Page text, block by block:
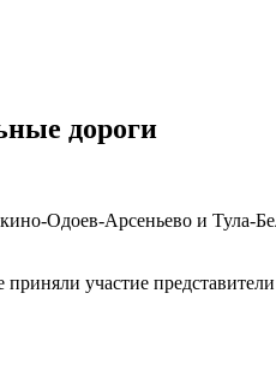
дороги
Одоев-Арсеньево и Тула-
участие